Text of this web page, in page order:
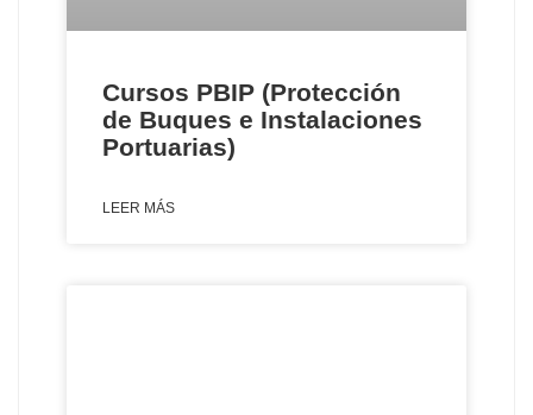
Cursos PBIP (Protección
de Buques e Instalaciones
Portuarias)
LEER MÁS